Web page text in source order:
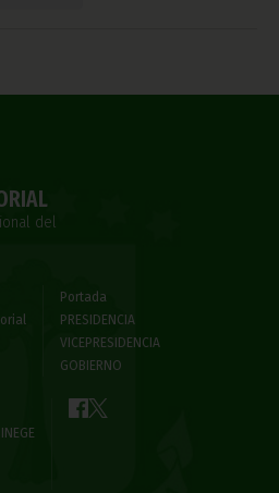
del
Portada
PRESIDENCIA
VICEPRESIDENCIA
GOBIERNO